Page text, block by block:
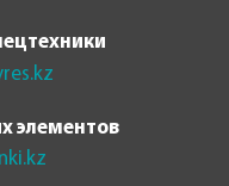
элементов